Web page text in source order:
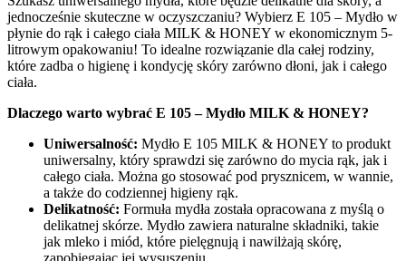
jednocześnie skuteczne w oczyszczaniu? Wybierz E 105 – Mydło w
płynie do rąk i całego ciała MILK & HONEY w ekonomicznym 5-
litrowym opakowaniu! To idealne rozwiązanie dla całej rodziny,
które zadba o higienę i kondycję skóry zarówno dłoni, jak i całego
ciała.
Dlaczego warto wybrać E 105 – Mydło MILK & HONEY?
Uniwersalność: Mydło E 105 MILK & HONEY to produkt
uniwersalny, który sprawdzi się zarówno do mycia rąk, jak i
całego ciała. Można go stosować pod prysznicem, w wannie,
a także do codziennej higieny rąk.
Delikatność: Formuła mydła została opracowana z myślą o
delikatnej skórze. Mydło zawiera naturalne składniki, takie
jak mleko i miód, które pielęgnują i nawilżają skórę,
zapobiegając jej wysuszeniu.